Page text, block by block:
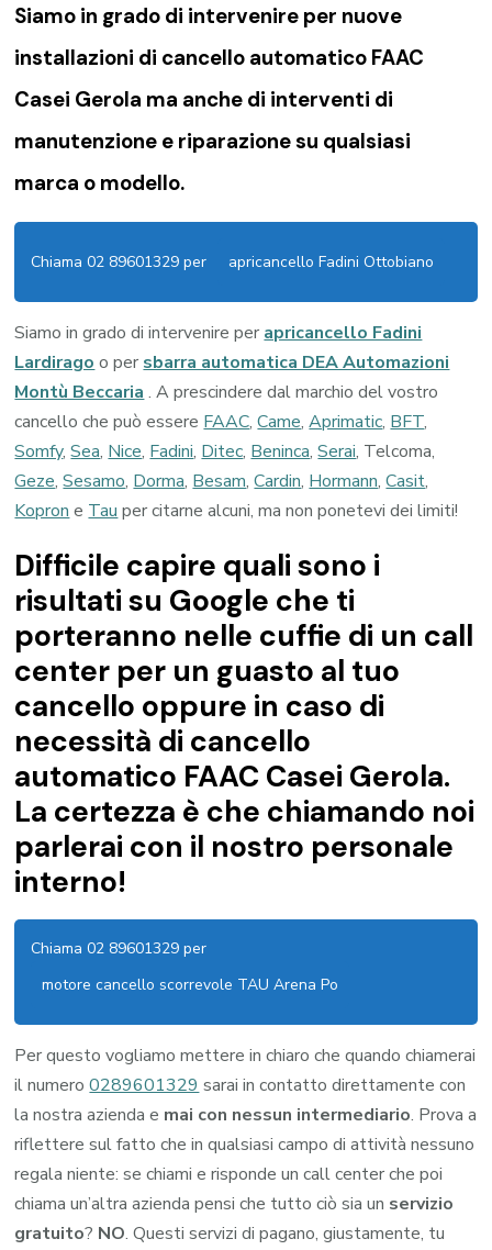
Siamo in grado di intervenire per nuove
installazioni di cancello automatico FAAC
Casei Gerola ma anche di interventi di
manutenzione e riparazione su qualsiasi
marca o modello.
Chiama 02 89601329 per apricancello Fadini Ottobiano
Siamo in grado di intervenire per apricancello Fadini
Lardirago o per sbarra automatica DEA Automazioni
Montù Beccaria . A prescindere dal marchio del vostro
cancello che può essere FAAC,Came,Aprimatic, BFT,
Somfy,Sea, Nice, Fadini, Ditec, Beninca,Serai, Telcoma,
Geze,Sesamo, Dorma, Besam,Cardin, Hormann,Casit,
Kopron e Tau per citarne alcuni, ma non ponetevi dei limiti!
Difficile capire quali sono i
risultati su Google che ti
porteranno nelle cuffie di un call
center per un guasto al tuo
cancello oppure in caso di
necessità di cancello
automatico FAAC Casei Gerola.
La certezza è che chiamando noi
parlerai con il nostro personale
interno!
Chiama 02 89601329 per
motore cancello scorrevole TAU Arena Po
Per questo vogliamo mettere in chiaro che quando chiamerai
il numero0289601329 sarai in contatto direttamente con
la nostra azienda e mai con nessun intermediario. Prova a
riflettere sul fatto che in qualsiasi campo di attività nessuno
regala niente: se chiami e risponde un call center che poi
chiama un’altra azienda pensi che tutto ciò sia un servizio
gratuito? NO. Questi servizi di pagano, giustamente, tu